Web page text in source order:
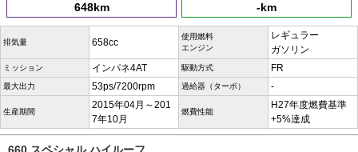
648km -km
排気量 658cc
使用燃料
エンジン
レギュラー
ガソリン
ミッション インパネ4AT 駆動方式 FR
最大出力 53ps/7200rpm 過給器（ターボ） -
生産期間
2015年04月～201
7年10月
燃費性能
H27年度燃費基準
+5%達成